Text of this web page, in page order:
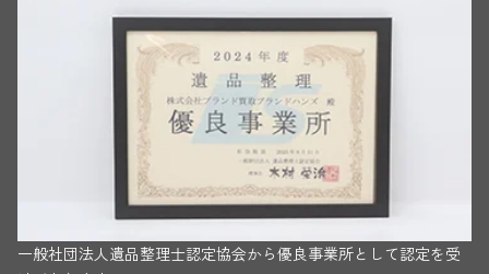
一般社団法人遺品整理士認定協会から優良事業所として認定を受